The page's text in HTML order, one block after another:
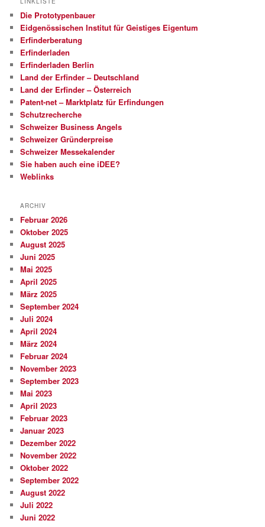
Die Prototypenbauer
Eidgenössischen Institut für Geistiges Eigentum
Erfinderberatung
Erfinderladen
Erfinderladen Berlin
Land der Erfinder – Deutschland
Land der Erfinder – Österreich
Patent-net – Marktplatz für Erfindungen
Schutzrecherche
Schweizer Business Angels
Schweizer Gründerpreise
Schweizer Messekalender
Sie haben auch eine iDEE?
Weblinks
ARCHIV
Februar 2026
Oktober 2025
August 2025
Juni 2025
Mai 2025
April 2025
März 2025
September 2024
Juli 2024
April 2024
März 2024
Februar 2024
November 2023
September 2023
Mai 2023
April 2023
Februar 2023
Januar 2023
Dezember 2022
November 2022
Oktober 2022
September 2022
August 2022
Juli 2022
Juni 2022